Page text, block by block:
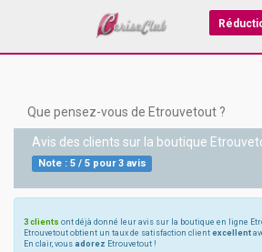
Que pensez-vous de Etrouvetout ?
Avis des clients sur la boutique
Note : 5/ 5pour3avis
3 clients ont déjà donné leur avis sur la boutique en ligne
Etrouvetout obtient un taux de satisfaction client excellent
En clair, vous adorez Etrouvetout !